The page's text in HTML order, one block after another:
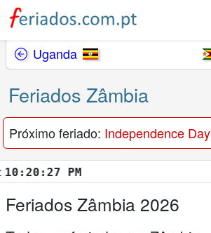
Uganda
Feriados Zâmbia
Próximo feriado: Independence Day
PM
Feriados Zâmbia 2026